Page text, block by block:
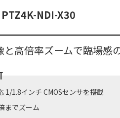
PTZ4K-NDI-X30
と高倍率ズームで臨場感
1/1.8インチ CMOSセンサを搭載
までズーム